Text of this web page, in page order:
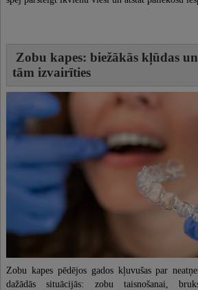
Zobu kapes: biežākās kļūdas
tām izvairīties
Zobu kapes pēdējos gados kļuvušas par
dažādās situācijās: zobu taisnošanai,